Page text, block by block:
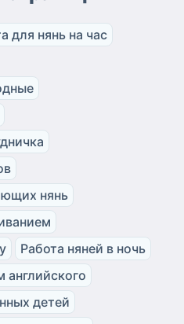
для нянь на час
нянь
Работа няней в ночь
английского
детей